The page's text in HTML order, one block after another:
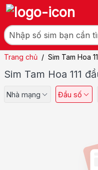
Trang chủ / Sim Tam Hoa
Sim Tam Hoa 111
Nhà mạng Đầu số